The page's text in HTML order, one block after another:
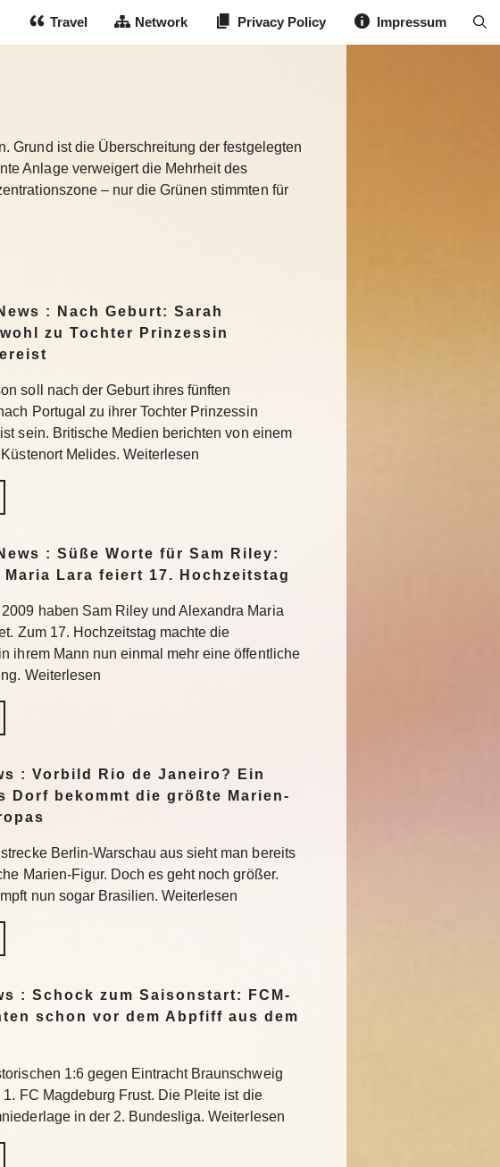
Travel Network Privacy Policy Impressum
Grund ist die Überschreitung der festgelegten
Anlage verweigert die Mehrheit des
– nur die Grünen stimmten für
: Nach Geburt: Sarah
zu Tochter Prinzessin
soll nach der Geburt ihres fünften
Portugal zu ihrer Tochter Prinzessin
sein. Britische Medien berichten von einem
Melides. Weiterlesen
: Süße Worte für Sam Riley:
Maria Lara feiert 17. Hochzeitstag
haben Sam Riley und Alexandra Maria
Zum 17. Hochzeitstag machte die
ihrem Mann nun einmal mehr eine öffentliche
Weiterlesen
: Vorbild Rio de Janeiro? Ein
Dorf bekommt die größte Marien-
Berlin-Warschau aus sieht man bereits
Marien-Figur. Doch es geht noch größer.
nun sogar Brasilien. Weiterlesen
: Schock zum Saisonstart: FCM-
schon vor dem Abpfiff aus dem
1:6 gegen Eintracht Braunschweig
1. FC Magdeburg Frust. Die Pleite ist die
in der 2. Bundesliga. Weiterlesen